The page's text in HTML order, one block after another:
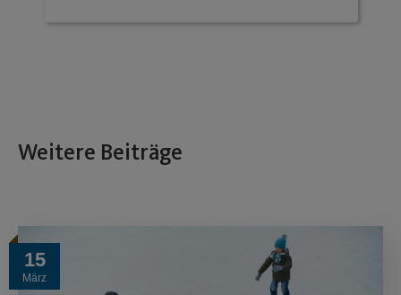
Weitere Beiträge
15
März